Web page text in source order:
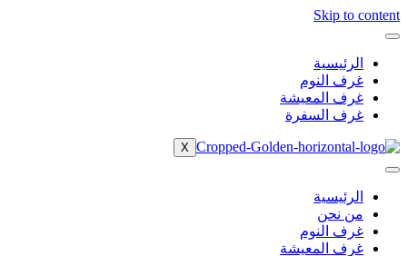
Skip to content
الرئيسية
غرف النوم
غرف المعيشة
غرف السفرة
X
الرئيسية
من نحن
غرف النوم
غرف المعيشة